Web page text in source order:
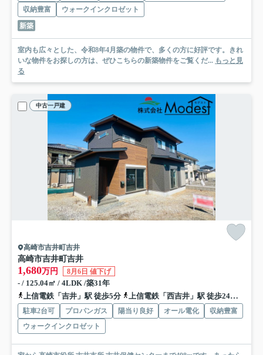
収納豊富
ウォークインクロゼット
新築
室内も広々とした、令和8年4月築の物件で、多くの方に好評です。きれ
いな物件をお探しの方は、ぜひこちらの新築物件をご覧くだ... もっと見
る
中古一戸建
高崎市吉井町吉井
高崎市吉井町吉井
1,680万円 8月6日 値下げ
- / 125.04㎡ / 4LDK /築31年
上信電鉄「吉井」駅 徒歩5分
上信電鉄「西吉井」駅 徒歩24分
駐車2台可 プロパンガス 陽当り良好 オール電化
収納豊富
ウォークインクロゼット